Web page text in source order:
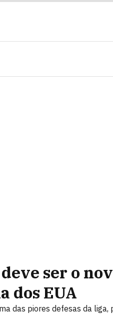
ser o
dos EUA
das piores defesas da